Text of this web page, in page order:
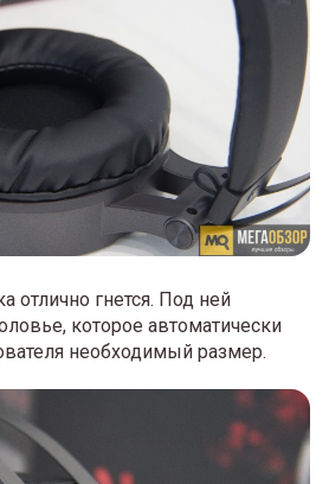
отлично гнется. Под ней
которое автоматически
необходимый размер.